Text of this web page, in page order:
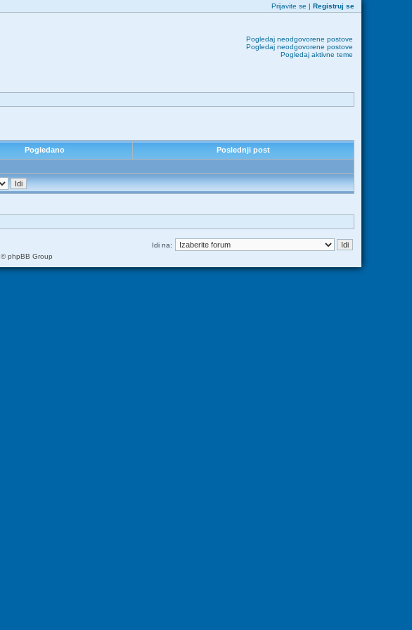
Prijavite se | Registruj se
Pogledaj neodgovorene postove
Pogledaj neodgovorene postove
Pogledaj aktivne teme
Pogledano Poslednji post
Idi na:
© phpBB Group